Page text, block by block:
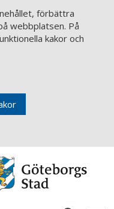
förbättra
webbplatsen. På
kakor och